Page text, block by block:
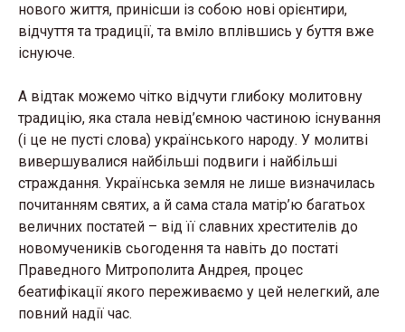
нового життя, принісши із собою нові орієнтири,
відчуття та традиції, та вміло вплівшись у буття вже
існуюче.
А відтак можемо чітко відчути глибоку молитовну
традицію, яка стала невід’ємною частиною існування
(і це не пусті слова) українського народу. У молитві
вивершувалися найбільші подвиги і найбільші
страждання. Українська земля не лише визначилась
почитанням святих, а й сама стала матір’ю багатьох
величних постатей – від її славних хрестителів до
новомучеників сьогодення та навіть до постаті
Праведного Митрополита Андрея, процес
беатифікації якого переживаємо у цей нелегкий, але
повний надії час.